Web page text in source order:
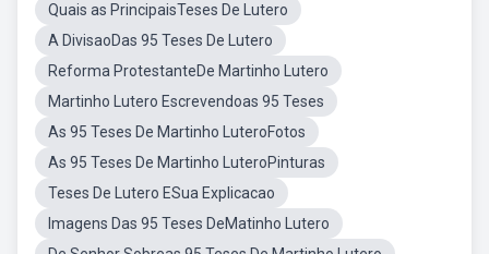
Quais as PrincipaisTeses De Lutero
A DivisaoDas 95 Teses De Lutero
Reforma ProtestanteDe Martinho Lutero
Martinho Lutero Escrevendoas 95 Teses
As 95 Teses De Martinho LuteroFotos
As 95 Teses De Martinho LuteroPinturas
Teses De Lutero ESua Explicacao
Imagens Das 95 Teses DeMatinho Lutero